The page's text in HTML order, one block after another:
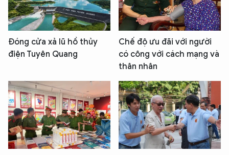
Đóng cửa xả lũ hồ thủy
điện Tuyên Quang
Chế độ ưu đãi với người
có công với cách mạng và
thân nhân